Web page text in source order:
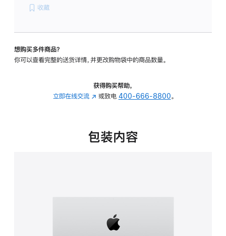
收藏
想购买多件商品？
你可以查看完整的送货详情，并更改购物袋中的商品数量。
获得购买帮助，
立即在线交流 (在
中
或致电 400-666-8800。
包装内容